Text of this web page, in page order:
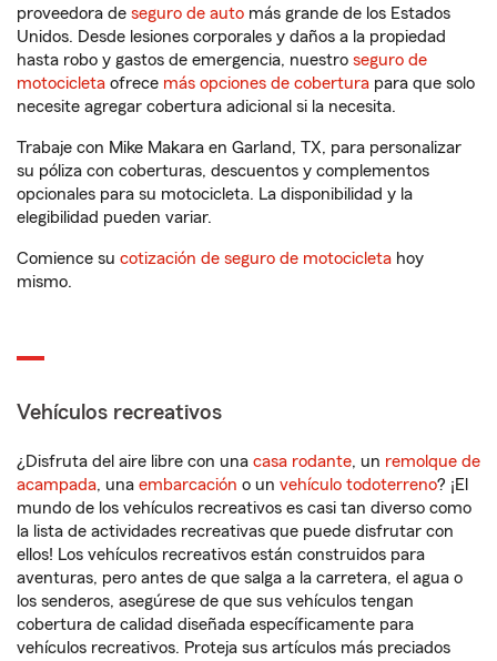
proveedora de seguro de auto más grande de los Estados
Unidos. Desde lesiones corporales y daños a la propiedad
hasta robo y gastos de emergencia, nuestro seguro de
motocicleta ofrece más opciones de cobertura para que solo
necesite agregar cobertura adicional si la necesita.
Trabaje con Mike Makara en Garland, TX, para personalizar
su póliza con coberturas, descuentos y complementos
opcionales para su motocicleta. La disponibilidad y la
elegibilidad pueden variar.
Comience su cotización de seguro de motocicleta hoy
mismo.
Vehículos recreativos
¿Disfruta del aire libre con una casa rodante, un remolque de
acampada, una embarcación o un vehículo todoterreno? ¡El
mundo de los vehículos recreativos es casi tan diverso como
la lista de actividades recreativas que puede disfrutar con
ellos! Los vehículos recreativos están construidos para
aventuras, pero antes de que salga a la carretera, el agua o
los senderos, asegúrese de que sus vehículos tengan
cobertura de calidad diseñada específicamente para
vehículos recreativos. Proteja sus artículos más preciados